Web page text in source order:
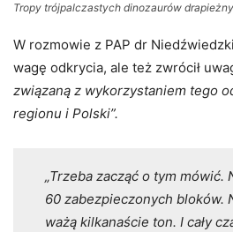
Tropy trójpalczastych dinozaurów
W rozmowie z PAP dr
wagę odkrycia, ale też zwrócił
związaną z wykorzystaniem tego
regionu i Polski”.
„Trzeba zacząć o tym mówić.
60 zabezpieczonych bloków.
ważą kilkanaście ton. I cały